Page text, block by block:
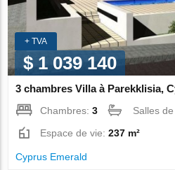
+ TVA
$ 1 039 140
3 chambres Villa à Parekklisia,
Chambres:3 Salles
Espace de vie:237 m²
Cyprus Emerald